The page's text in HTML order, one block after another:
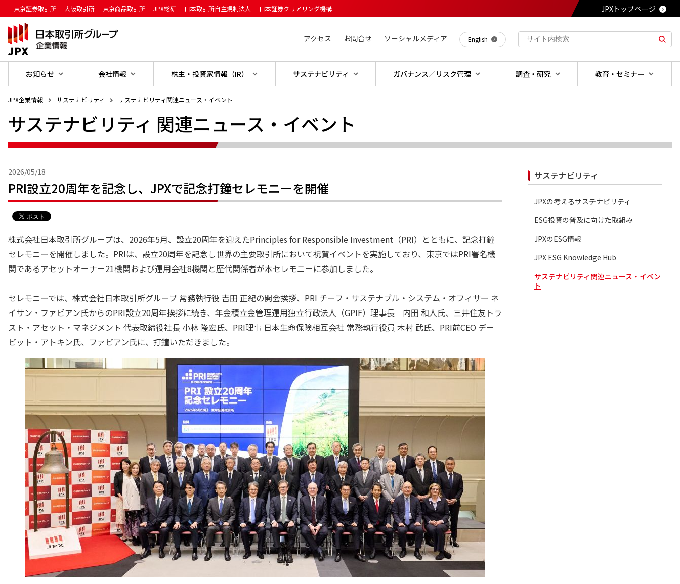
東京証券取引所 大阪取引所 東京商品取引所 JPX総研 日本取引所自主規制法人 日本証券クリアリング機構 JPXトップページ
お知らせ 会社情報 株主・投資家情報（IR） サステナビリティ ガバナンス／リスク管理 調査・研究 教育・セミナー
アクセス お問合せ ソーシャルメディア English
JPX企業情報 サステナビリティ サステナビリティ関連ニュース・イベント
サステナビリティ 関連ニュース・イベント
2026/05/18
PRI設立20周年を記念し、JPXで記念打鐘セレモニーを開催
株式会社日本取引所グループは、2026年5月、設立20周年を迎えたPrinciples for Responsible Investment（PRI）とともに、記念打鐘
セレモニーを開催しました。PRIは、設立20周年を記念し世界の主要取引所において祝賀イベントを実施しており、東京ではPRI署名機
関であるアセットオーナー21機関および運用会社8機関と歴代関係者が本セレモニーに参加しました。
セレモニーでは、株式会社日本取引所グループ 常務執行役 吉田 正紀の開会挨拶、PRI チーフ・サステナブル・システム・オフィサー ネ
イサン・ファビアン氏からのPRI設立20周年挨拶に続き、年金積立金管理運用独立行政法人（GPIF）理事長 内田 和人氏、三井住友トラ
スト・アセット・マネジメント 代表取締役社長 小林 隆宏氏、PRI理事 日本生命保険相互会社 常務執行役員 木村 武氏、PRI前CEO デー
ビット・アトキン氏、ファビアン氏に、打鐘いただきました。
サステナビリティ
JPXの考えるサステナビリティ
ESG投資の普及に向けた取組み
JPXのESG情報
JPX ESG Knowledge Hub
サステナビリティ関連ニュース・イベン
ト